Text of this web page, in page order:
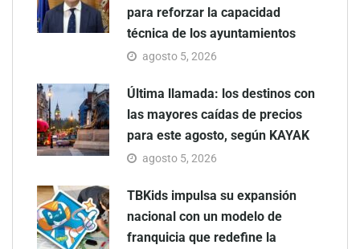
para reforzar la capacidad
técnica de los ayuntamientos
agosto 5, 2026
Última llamada: los destinos con
las mayores caídas de precios
para este agosto, según KAYAK
agosto 5, 2026
TBKids impulsa su expansión
nacional con un modelo de
franquicia que redefine la